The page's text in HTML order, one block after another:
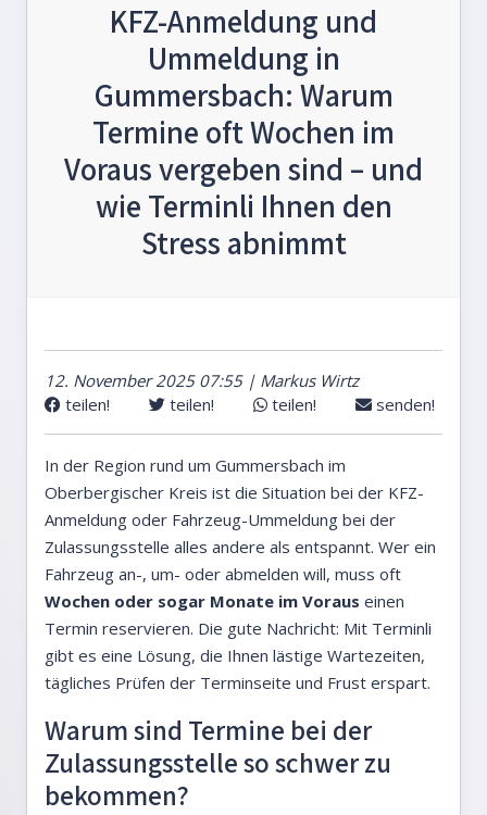
KFZ-Anmeldung und
Ummeldung in
Gummersbach: Warum
Termine oft Wochen im
Voraus vergeben sind – und
wie Terminli Ihnen den
Stress abnimmt
12. November 2025 07:55 | Markus Wirtz
teilen!
teilen! teilen! senden!
In der Region rund um Gummersbach im
Oberbergischer Kreis ist die Situation bei der KFZ-
Anmeldung oder Fahrzeug-Ummeldung bei der
Zulassungsstelle alles andere als entspannt. Wer ein
Fahrzeug an-, um- oder abmelden will, muss oft
Wochen oder sogar Monate im Voraus einen
Termin reservieren. Die gute Nachricht: Mit Terminli
gibt es eine Lösung, die Ihnen lästige Wartezeiten,
tägliches Prüfen der Terminseite und Frust erspart.
Warum sind Termine bei der
Zulassungsstelle so schwer zu
bekommen?